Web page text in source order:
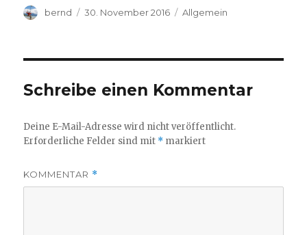
Autor
bernd
Veröffentlicht
30. November 2016 Kategorien
Allgemein
Schreibe einen Kommentar
Deine E-Mail-Adresse wird nicht veröffentlicht.
Erforderliche Felder sind mit * markiert
KOMMENTAR *